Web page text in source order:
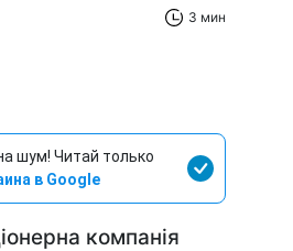
3 мин
шум! Читай только
в Google
компанія